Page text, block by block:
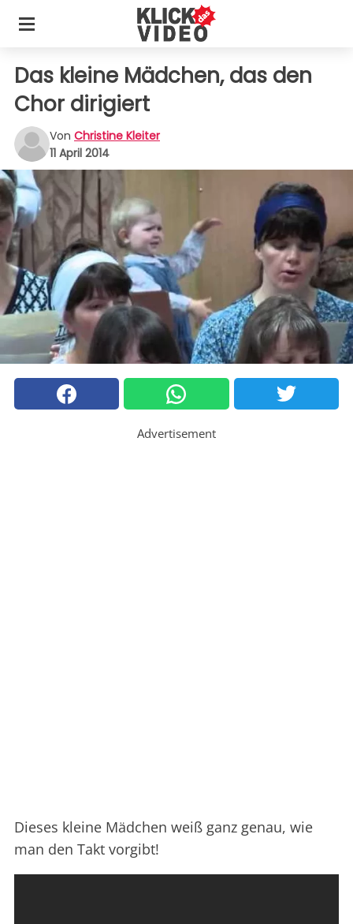
Das kleine Mädchen, das den
Chor dirigiert
Von Christine Kleiter
11 April 2014
Advertisement
Dieses kleine Mädchen weiß ganz genau, wie
man den Takt vorgibt!